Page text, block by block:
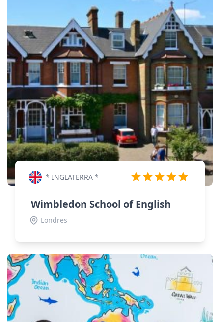
* INGLATERRA *
Wimbledon School of English
Londres